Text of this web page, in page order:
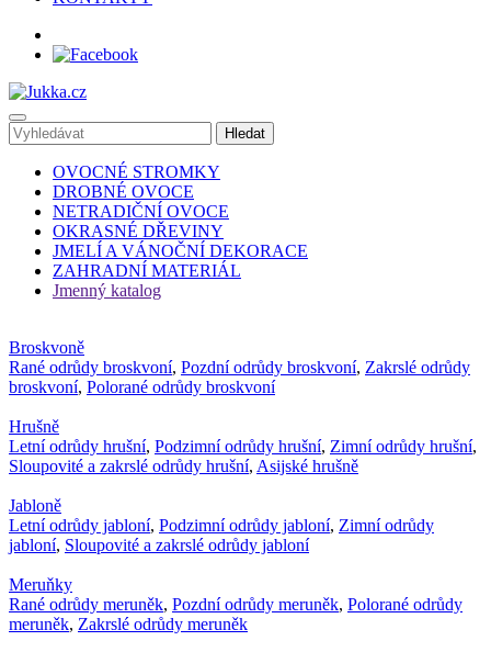
OVOCNÉ STROMKY
DROBNÉ OVOCE
NETRADIČNÍ OVOCE
OKRASNÉ DŘEVINY
JMELÍ A VÁNOČNÍ DEKORACE
ZAHRADNÍ MATERIÁL
Jmenný katalog
Broskvoně
Rané odrůdy broskvoní, Pozdní odrůdy broskvoní, Zakrslé odrůdy
broskvoní, Polorané odrůdy broskvoní
Hrušně
Letní odrůdy hrušní, Podzimní odrůdy hrušní, Zimní odrůdy hrušní,
Sloupovité a zakrslé odrůdy hrušní, Asijské hrušně
Jabloně
Letní odrůdy jabloní, Podzimní odrůdy jabloní, Zimní odrůdy
jabloní, Sloupovité a zakrslé odrůdy jabloní
Meruňky
Rané odrůdy meruněk, Pozdní odrůdy meruněk, Polorané odrůdy
meruněk, Zakrslé odrůdy meruněk